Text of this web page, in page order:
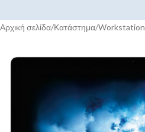
Αρχική σελίδα/Κατάστημα/Workstation